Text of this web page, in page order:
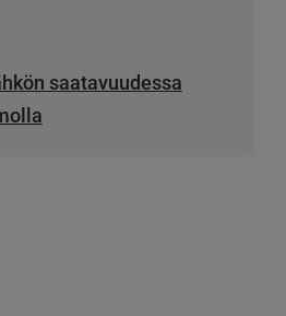
saatavuudessa